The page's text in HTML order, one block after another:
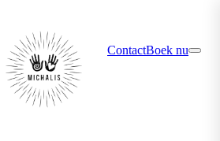
ContactBoek nu